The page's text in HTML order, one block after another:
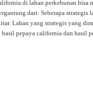
di lahan perkebunan bisa
dari: Seberapa strategis
Lahan yang strategis yang
hasil pepaya california dan hasil